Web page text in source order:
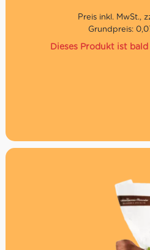
Liebesbotschaft.
Grundpreis:
Dieses Produkt ist